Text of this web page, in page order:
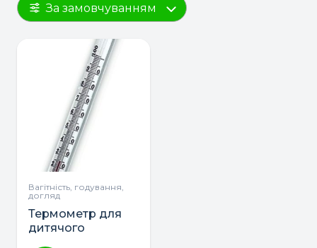
За замовчуванням
Вагітність, годування,
догляд
Термометр для
дитячого